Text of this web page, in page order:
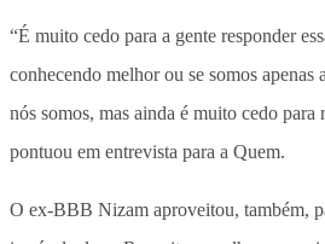
“É muito cedo para a gente responder
conhecendo melhor ou se somos
nós somos, mas ainda é muito cedo para
pontuou em entrevista para a Quem.
O ex-BBB Nizam aproveitou, também,